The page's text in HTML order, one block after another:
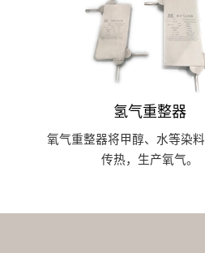
氢气重整器
氧气重整器将甲醇、水等染
传热，生产氧气。